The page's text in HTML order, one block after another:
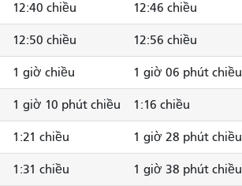
12:40 chiều 12:46 chiều
12:50 chiều 12:56 chiều
1 giờ chiều 1 giờ 06 phút chiều
1 giờ 10 phút chiều 1:16 chiều
1:21 chiều 1 giờ 28 phút chiều
1:31 chiều 1 giờ 38 phút chiều